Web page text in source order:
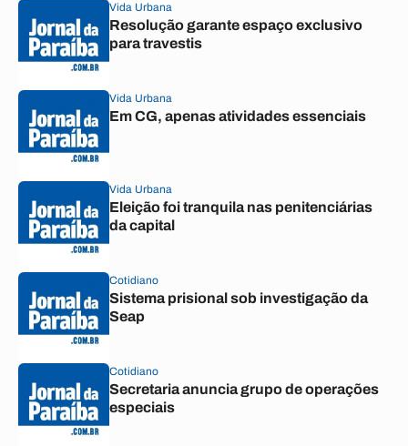
Vida Urbana
Resolução garante espaço exclusivo
para travestis
Vida Urbana
Em CG, apenas atividades essenciais
Vida Urbana
Eleição foi tranquila nas penitenciárias
da capital
Cotidiano
Sistema prisional sob investigação da
Seap
Cotidiano
Secretaria anuncia grupo de operações
especiais